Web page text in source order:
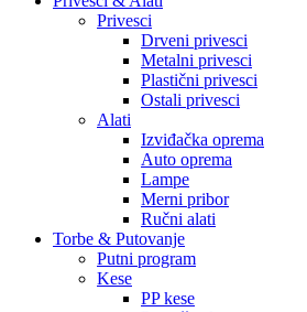
Privesci
Drveni privesci
Metalni privesci
Plastični privesci
Ostali privesci
Alati
Izviđačka oprema
Auto oprema
Lampe
Merni pribor
Ručni alati
Torbe & Putovanje
Putni program
Kese
PP kese